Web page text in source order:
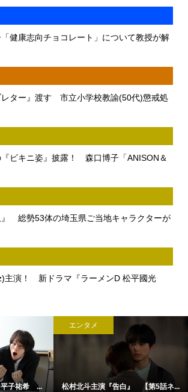
健康志向チョコレート」について教授が解
レター』渡す 市立小学校教諭(50代)懲戒処
ビキニ姿』披露！ 森口博子「ANISON＆
総勢53体の埼玉県ご当地キャラクターが
主演！ 新ドラマ『ラーメンD 松平國光
平子祐希 ...
エンタメ
松村北斗主演『告白』 【第5話ネ...